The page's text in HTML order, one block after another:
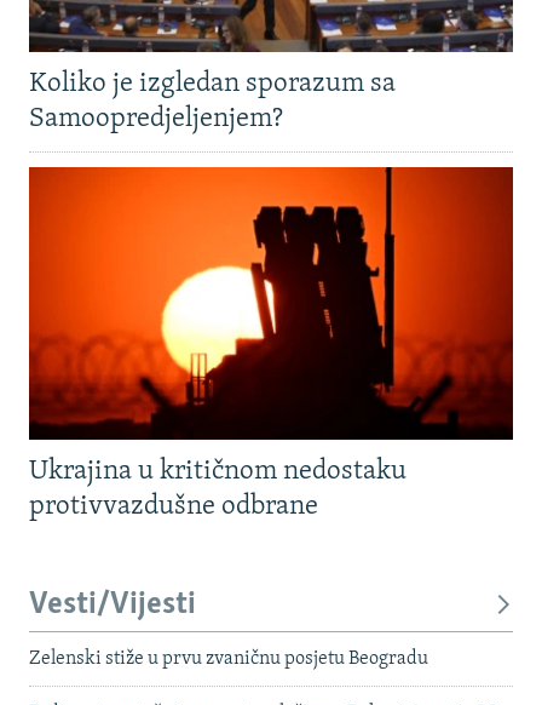
Koliko je izgledan sporazum sa
Samoopredjeljenjem?
Ukrajina u kritičnom nedostaku
protivvazdušne odbrane
Vesti/Vijesti
Zelenski stiže u prvu zvaničnu posjetu Beogradu